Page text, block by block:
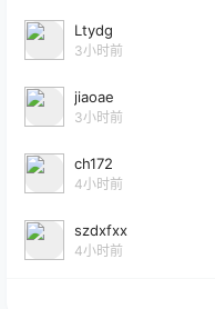
Ltydg
3小时前
jiaoae
3小时前
ch172
4小时前
szdxfxx
4小时前